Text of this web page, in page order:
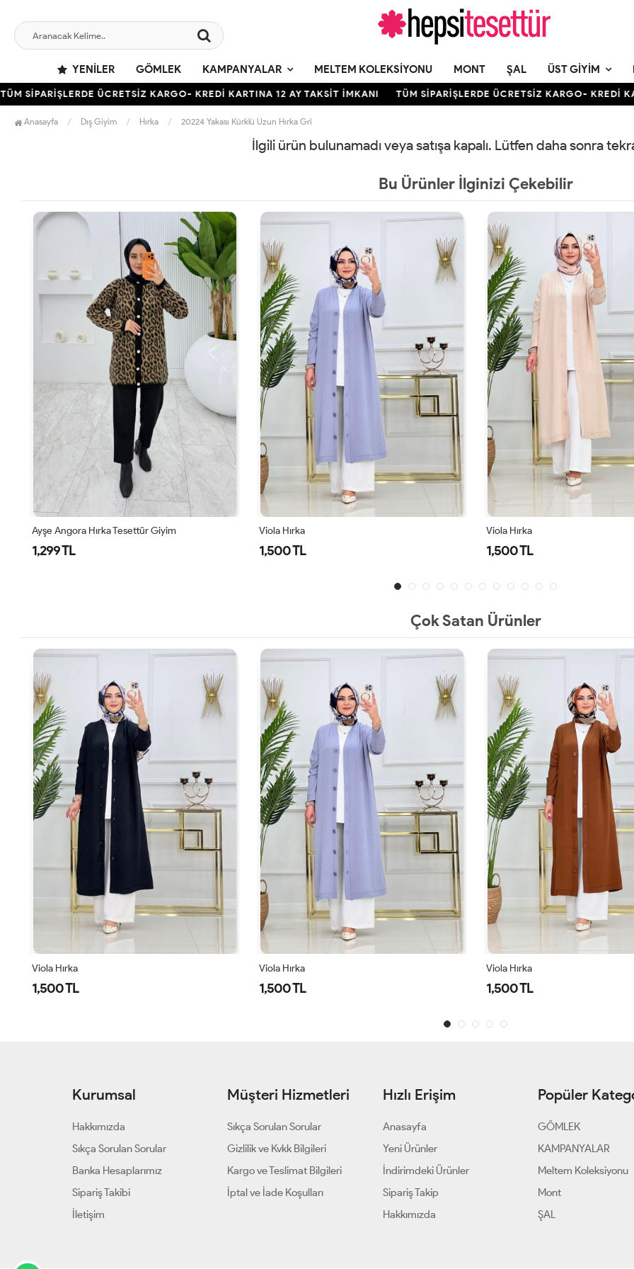
YENILER GÖMLEK KAMPANYALAR MELTEM KOLEKSIYONU MONT ŞAL ÜST GIYIM
SİPARİŞLERDE ÜCRETSİZ KARGO- KREDİ KARTINA 12 AY TAKSİT İMKANI TÜM SİPARİŞLERDE ÜCRETSİZ KARGO- KREDİ
Anasayfa Dış Giyim Hırka 20224 Yakası Kürklü Uzun Hırka Gri
İlgili ürün bulunamadı veya satışa kapalı. Lütfen daha sonra
Bu Ürünler İlginizi Çekebilir
Ayşe Angora Hırka Tesettür Giyim
1,299 TL
Viola Hırka
1,500 TL
Viola Hırka
1,500 TL
Çok Satan Ürünler
Viola Hırka
1,500 TL
Viola Hırka
1,500 TL
Viola Hırka
1,500 TL
Kurumsal
Hakkımızda
Sıkça Sorulan Sorular
Banka Hesaplarımız
Sipariş Takibi
İletişim
Müşteri Hizmetleri
Sıkça Sorulan Sorular
Gizlilik ve Kvkk Bilgileri
Kargo ve Teslimat Bilgileri
İptal ve İade Koşulları
Hızlı Erişim
Anasayfa
Yeni Ürünler
İndirimdeki Ürünler
Sipariş Takip
Hakkımızda
Popüler
GÖMLEK
KAMPANYALAR
Meltem Koleksiyonu
Mont
ŞAL